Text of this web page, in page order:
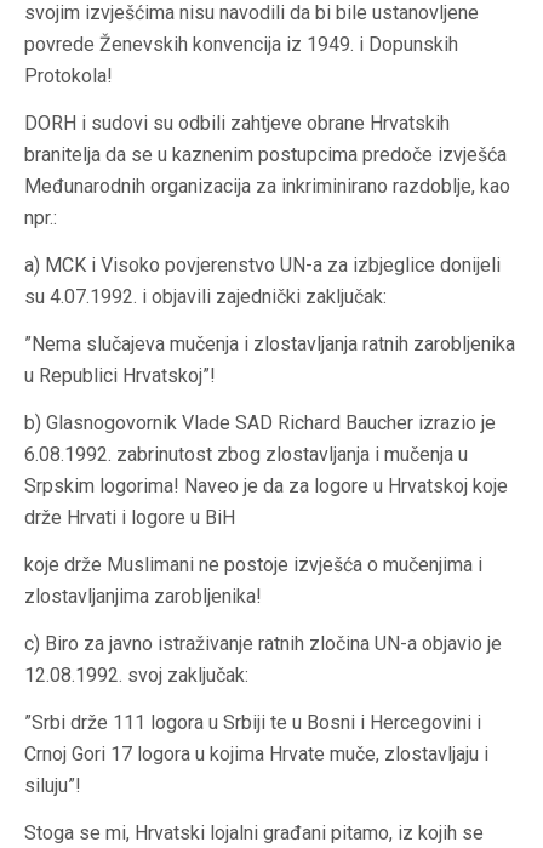
svojim izvješćima nisu navodili da bi bile ustanovljene
povrede Ženevskih konvencija iz 1949. i Dopunskih
Protokola!
DORH i sudovi su odbili zahtjeve obrane Hrvatskih
branitelja da se u kaznenim postupcima predoče izvješća
Međunarodnih organizacija za inkriminirano razdoblje, kao
npr.:
a) MCK i Visoko povjerenstvo UN-a za izbjeglice donijeli
su 4.07.1992. i objavili zajednički zaključak:
”Nema slučajeva mučenja i zlostavljanja ratnih zarobljenika
u Republici Hrvatskoj”!
b) Glasnogovornik Vlade SAD Richard Baucher izrazio je
6.08.1992. zabrinutost zbog zlostavljanja i mučenja u
Srpskim logorima! Naveo je da za logore u Hrvatskoj koje
drže Hrvati i logore u BiH
koje drže Muslimani ne postoje izvješća o mučenjima i
zlostavljanjima zarobljenika!
c) Biro za javno istraživanje ratnih zločina UN-a objavio je
12.08.1992. svoj zaključak:
”Srbi drže 111 logora u Srbiji te u Bosni i Hercegovini i
Crnoj Gori 17 logora u kojima Hrvate muče, zlostavljaju i
siluju”!
Stoga se mi, Hrvatski lojalni građani pitamo, iz kojih se